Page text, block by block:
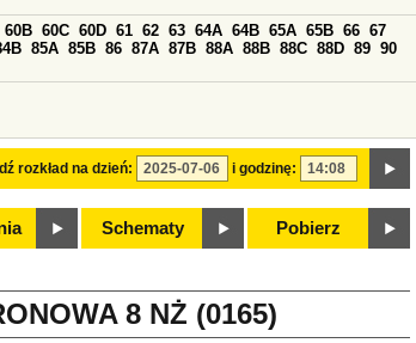
rozkład na dzień: i godzinę:
60B 60C 60D 61 62 63 64A 64B 65A 65B 66 67
85A 85B 86 87A 87B 88A 88B 88C 88D 89 90
Schematy Pobierz
8 NŻ (0165)